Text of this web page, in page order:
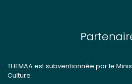
THEMAA est subventionnée par le
Culture